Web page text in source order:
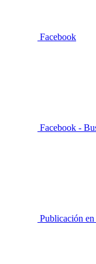
Facebook
Facebook -
Publicación